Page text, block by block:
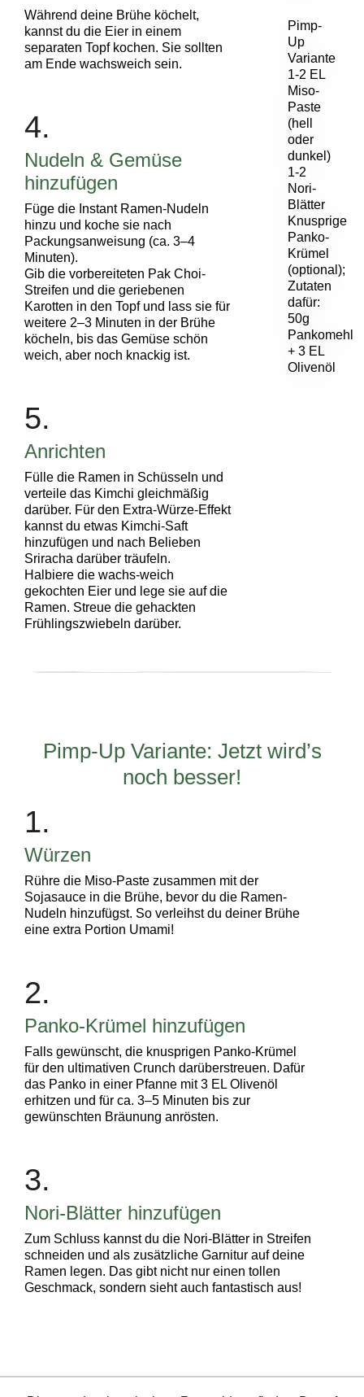
Pimp-
Up
Variante
1-2 EL
Miso-
Paste
(hell
oder
dunkel)
1-2
Nori-
Blätter
Knusprige
Panko-
Krümel
(optional);
Zutaten
dafür:
50g
Pankomehl
+ 3 EL
Olivenöl
Während deine Brühe köchelt,
kannst du die Eier in einem
separaten Topf kochen. Sie sollten
am Ende wachsweich sein.
4.
Nudeln & Gemüse
hinzufügen
Füge die Instant Ramen-Nudeln
hinzu und koche sie nach
Packungsanweisung (ca. 3–4
Minuten).
Gib die vorbereiteten Pak Choi-
Streifen und die geriebenen
Karotten in den Topf und lass sie für
weitere 2–3 Minuten in der Brühe
köcheln, bis das Gemüse schön
weich, aber noch knackig ist.
5.
Anrichten
Fülle die Ramen in Schüsseln und
verteile das Kimchi gleichmäßig
darüber. Für den Extra-Würze-Effekt
kannst du etwas Kimchi-Saft
hinzufügen und nach Belieben
Sriracha darüber träufeln.
Halbiere die wachs-weich
gekochten Eier und lege sie auf die
Ramen. Streue die gehackten
Frühlingszwiebeln darüber.
Pimp-Up Variante: Jetzt wird’s
noch besser!
1.
Würzen
Rühre die Miso-Paste zusammen mit der
Sojasauce in die Brühe, bevor du die Ramen-
Nudeln hinzufügst. So verleihst du deiner Brühe
eine extra Portion Umami!
2.
Panko-Krümel hinzufügen
Falls gewünscht, die knusprigen Panko-Krümel
für den ultimativen Crunch darüberstreuen. Dafür
das Panko in einer Pfanne mit 3 EL Olivenöl
erhitzen und für ca. 3–5 Minuten bis zur
gewünschten Bräunung anrösten.
3.
Nori-Blätter hinzufügen
Zum Schluss kannst du die Nori-Blätter in Streifen
schneiden und als zusätzliche Garnitur auf deine
Ramen legen. Das gibt nicht nur einen tollen
Geschmack, sondern sieht auch fantastisch aus!